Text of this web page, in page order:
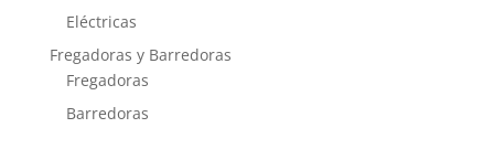
Eléctricas
Fregadoras y Barredoras
Fregadoras
Barredoras